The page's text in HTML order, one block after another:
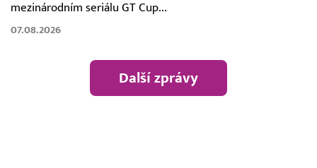
mezinárodním seriálu GT Cup...
07.08.2026
Další zprávy